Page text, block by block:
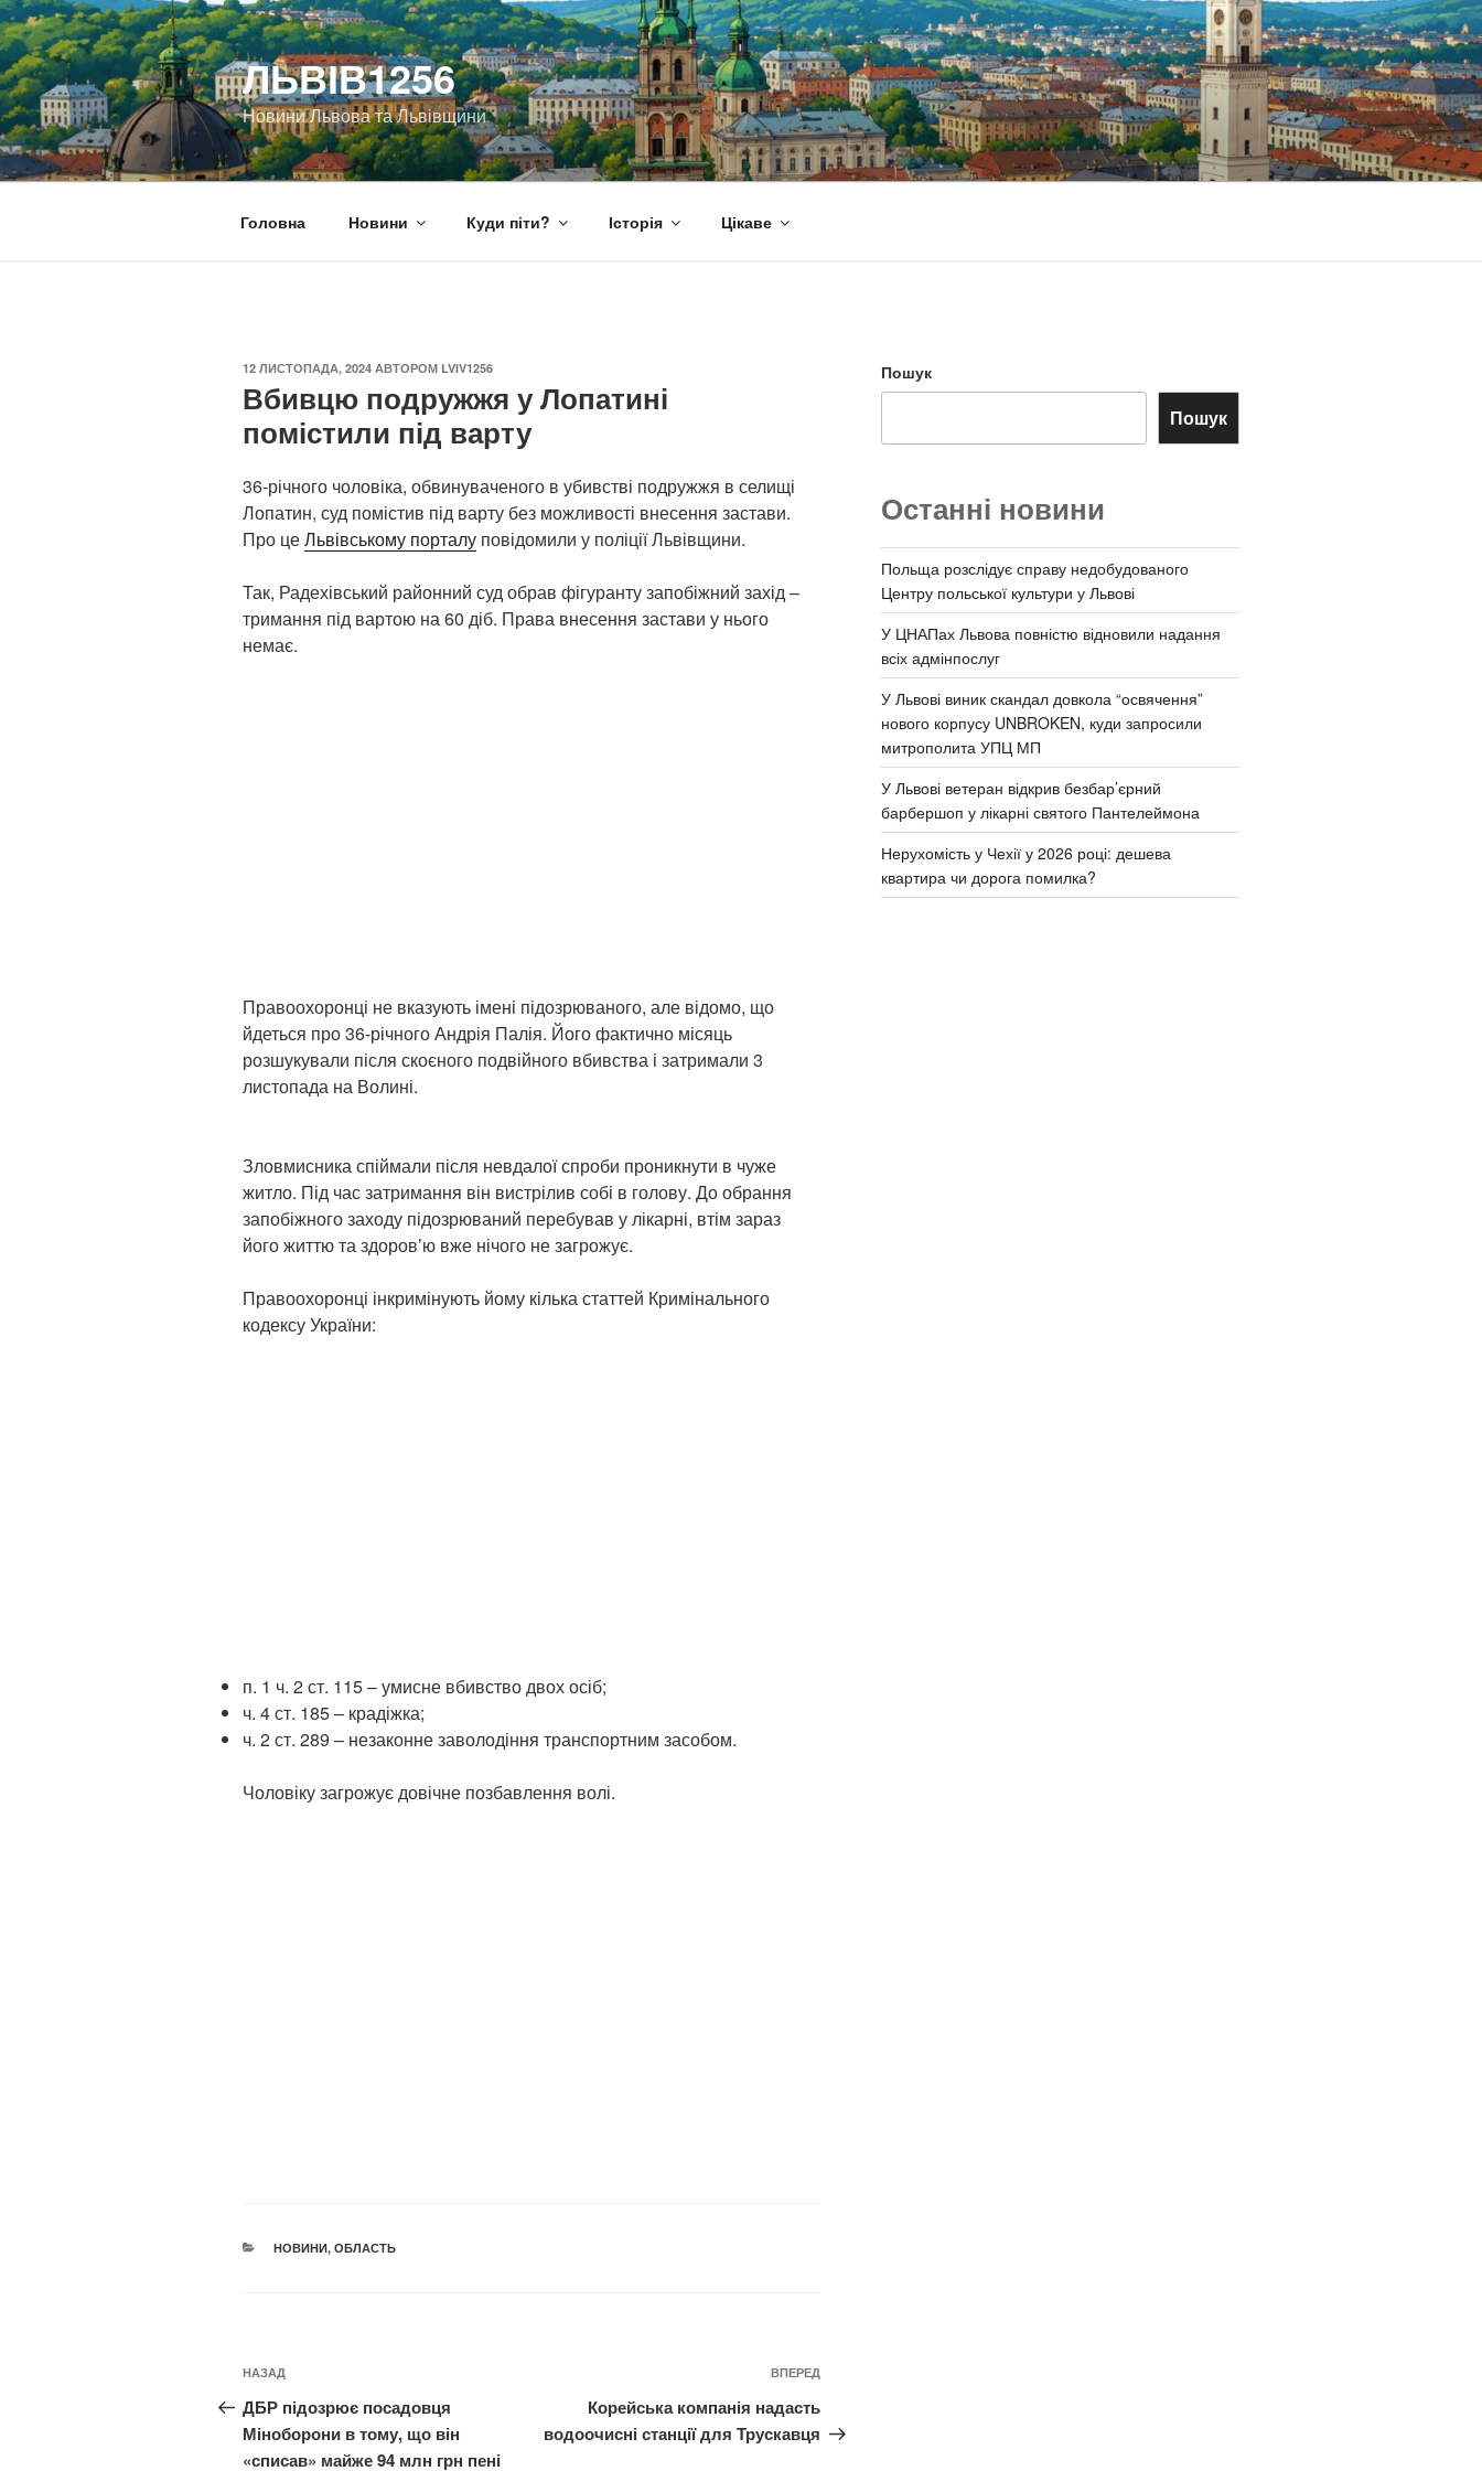
Перейти
до
вмісту
ЛЬВІВ1256
Новини Львова та Львівщини
Головна Новини Куди піти? Історія Цікаве
ОПУБЛІКОВАНО
12 ЛИСТОПАДА, 2024 АВТОРОМ LVIV1256
Вбивцю подружжя у Лопатині
помістили під варту
36-річного чоловіка, обвинуваченого в убивстві подружжя в селищі
Лопатин, суд помістив під варту без можливості внесення застави.
Про цеЛьвівському порталу повідомили у поліції Львівщини.
Так, Радехівський районний суд обрав фігуранту запобіжний захід –
тримання під вартою на 60 діб. Права внесення застави у нього
немає.
Правоохоронці не вказують імені підозрюваного, але відомо, що
йдеться про 36-річного Андрія Палія. Його фактично місяць
розшукували після скоєного подвійного вбивства і затримали 3
листопада на Волині.
Зловмисника спіймали після невдалої спроби проникнути в чуже
житло. Під час затримання він вистрілив собі в голову. До обрання
запобіжного заходу підозрюваний перебував у лікарні, втім зараз
його життю та здоровʼю вже нічого не загрожує.
Правоохоронці інкримінують йому кілька статтей Кримінального
кодексу України:
п. 1 ч. 2 ст. 115 – умисне вбивство двох осіб;
ч. 4 ст. 185 – крадіжка;
ч. 2 ст. 289 – незаконне заволодіння транспортним засобом.
Чоловіку загрожує довічне позбавлення волі.
КАТЕГОРІЇ
НОВИНИ, ОБЛАСТЬ
Навігація
записів
Попередній
запис:
НАЗАД
ДБР підозрює посадовця
Міноборони в тому, що він
«списав» майже 94 млн грн пені
Наступний
ВПЕРЕД
Корейська компанія надасть
водоочисні станції для Трускавця
Пошук
Пошук
Останні новини
Польща розслідує справу недобудованого
Центру польської культури у Львові
У ЦНАПах Львова повністю відновили надання
всіх адмінпослуг
У Львові виник скандал довкола “освячення”
нового корпусу UNBROKEN, куди запросили
митрополита УПЦ МП
У Львові ветеран відкрив безбар’єрний
барбершоп у лікарні святого Пантелеймона
Нерухомість у Чехії у 2026 році: дешева
квартира чи дорога помилка?